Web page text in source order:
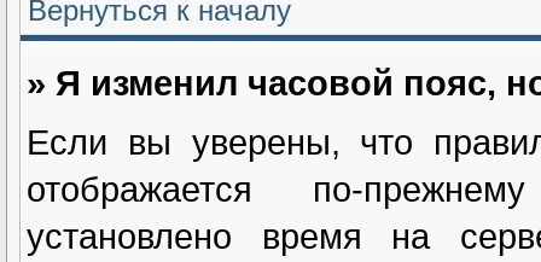
Вернуться к началу
» Я изменил часовой пояс,
Если вы уверены, что
отображается по-
установлено время на